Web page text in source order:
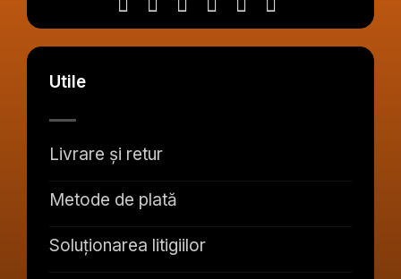
Utile
Livrare și retur
Metode de plată
Soluționarea litigiilor